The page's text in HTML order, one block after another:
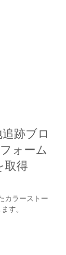
跡ブロ
ォーム
取得
カラーストー
す。